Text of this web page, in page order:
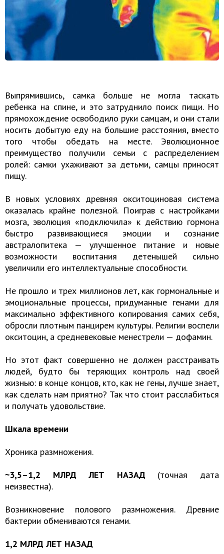
Выпрямившись, самка больше не могла таскать
ребенка на спине, и это затруднило поиск пищи. Но
прямохождение освободило руки самцам, и они стали
носить добытую еду на большие расстояния, вместо
того чтобы обедать на месте. Эволюционное
преимущество получили семьи с распределением
ролей: самки ухаживают за детьми, самцы приносят
пищу.
В новых условиях древняя окситоциновая система
оказалась крайне полезной. Поиграв с настройками
мозга, эволюция «подключила» к действию гормона
быстро развивающиеся эмоции и сознание
австралопитека — улучшенное питание и новые
возможности воспитания детенышей сильно
увеличили его интеллектуальные способности.
Не прошло и трех миллионов лет, как гормональные и
эмоциональные процессы, придуманные генами для
максимально эффективного копирования самих себя,
обросли плотным панцирем культуры. Религии воспели
окситоцин, а средневековые менестрели — дофамин.
Но этот факт совершенно не должен расстраивать
людей, будто бы теряющих контроль над своей
жизнью: в конце концов, кто, как не гены, лучше знает,
как сделать нам приятно? Так что стоит расслабиться
и получать удовольствие.
Шкала времени
Хроника размножения.
~3,5–1,2 МЛРД ЛЕТ НАЗАД (точная дата
неизвестна).
Возникновение полового размножения. Древние
бактерии обмениваются генами.
1,2 МЛРД ЛЕТ НАЗАД